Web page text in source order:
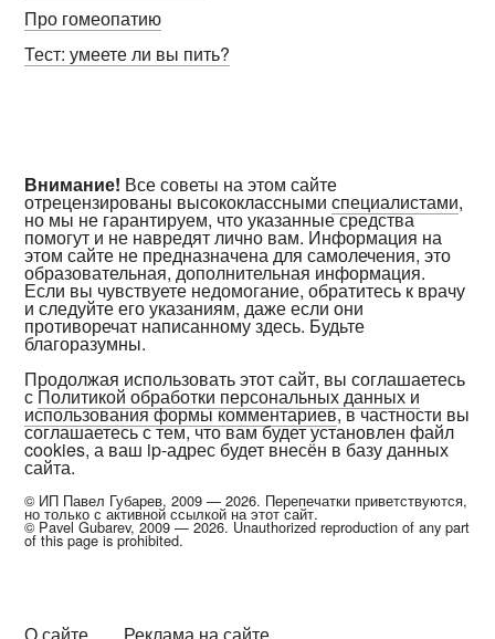
Про гомеопатию
Тест: умеете ли вы пить?
Внимание! Все советы на этом сайте
отрецензированы высококласснымиспециалистами,
но мы не гарантируем, что указанные средства
помогут и не навредят лично вам. Информация на
этом сайте не предназначена для самолечения, это
образовательная, дополнительная информация.
Если вы чувствуете недомогание, обратитесь к врачу
и следуйте его указаниям, даже если они
противоречат написанному здесь. Будьте
благоразумны.
Продолжая использовать этот сайт, вы соглашаетесь
с Политикой обработки персональных данных и
использования формы комментариев, в частности вы
соглашаетесь с тем, что вам будет установлен файл
cookies, а ваш ip-адрес будет внесён в базу данных
сайта.
© ИП Павел Губарев, 2009 — 2026. Перепечатки приветствуются,
но только с активной ссылкой на этот сайт.
© Pavel Gubarev, 2009 — 2026. Unauthorized reproduction of any part
of this page is prohibited.
О сайте Реклама на сайте